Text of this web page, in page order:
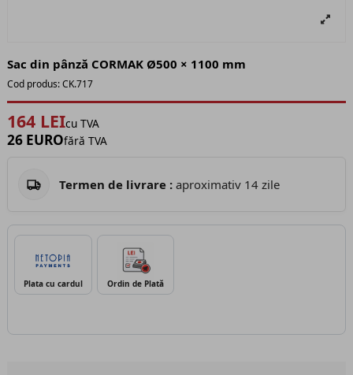
Sac din pânză CORMAK Ø500 × 1100 mm
Cod produs:CK.717
164 LEIcu TVA
26 EUROfără TVA
Termen de livrare : aproximativ 14 zile
Plata cu cardul Ordin de Plată